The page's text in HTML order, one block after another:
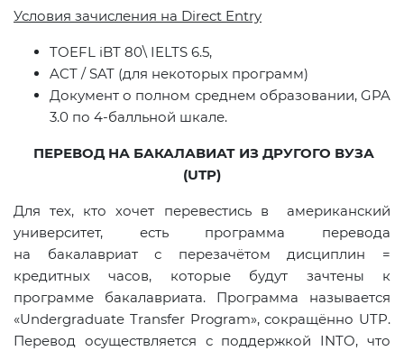
Условия зачисления на Direct Entry
TOEFL iBT 80\ IELTS 6.5,
ACT / SAT (для некоторых программ)
Документ о полном среднем образовании, GPA
3.0 по 4‑балльной шкале.
ПЕРЕВОД НА БАКАЛАВИАТ ИЗ ДРУГОГО ВУЗА
(UTP)
Для тех, кто хочет перевестись в американский
университет, есть программа перевода
на бакалавриат с перезачётом дисциплин =
кредитных часов, которые будут зачтены к
программе бакалавриата. Программа называется
«Undergraduate Transfer Program», сокращённо UTP.
Перевод осуществляется с поддержкой INTO, что